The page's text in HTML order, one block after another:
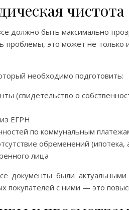
чистота
должно быть максимально
проблемы, это может не только
необходимо подготовить:
(свидетельство о
ЕГРН
по коммунальным
обременений (ипотека,
лица
документы были
покупателей с ними — это